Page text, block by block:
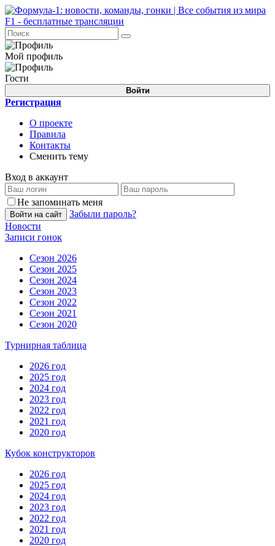
Мой профиль
Гости
Войти
Регистрация
О проекте
Правила
Контакты
Сменить тему
Вход в аккаунт
Не запоминать меня
Войти на сайт
Забыли пароль?
Новости
Записи гонок
Сезон 2026
Сезон 2025
Сезон 2024
Сезон 2023
Сезон 2022
Сезон 2021
Сезон 2020
Турнирная таблица
2026 год
2025 год
2024 год
2023 год
2022 год
2021 год
2020 год
Кубок конструкторов
2026 год
2025 год
2024 год
2023 год
2022 год
2021 год
2020 год